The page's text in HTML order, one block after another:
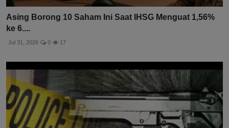
Asing Borong 10 Saham Ini Saat IHSG Menguat 1,56%
ke 6....
Jul 31, 2026 0 17